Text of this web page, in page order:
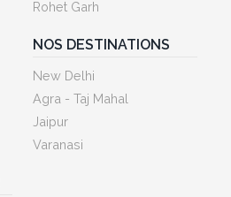
Rohet Garh
NOS DESTINATIONS
New Delhi
Agra - Taj Mahal
Jaipur
Varanasi